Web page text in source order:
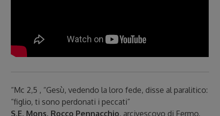
“Mc 2,5 , “Gesù, vedendo la loro fede, disse al paralitico:
“figlio, ti sono perdonati i peccati”
S.E. Mons. Rocco Pennacchio, arcivescovo di Fermo,